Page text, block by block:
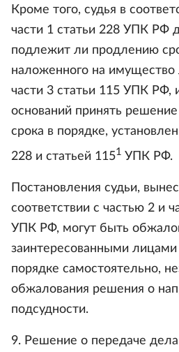
Кроме того, судья в
части 1 статьи 228 УПК РФ
подлежит ли продлению
наложенного на имущество
части 3 статьи 115 УПК РФ,
оснований принять
срока в порядке,
228 и статьей 1151 УПК РФ.
Постановления судьи,
соответствии с частью 2 и
УПК РФ, могут быть
заинтересованными
порядке самостоятельно,
обжалования решения о
подсудности.
9. Решение о передаче